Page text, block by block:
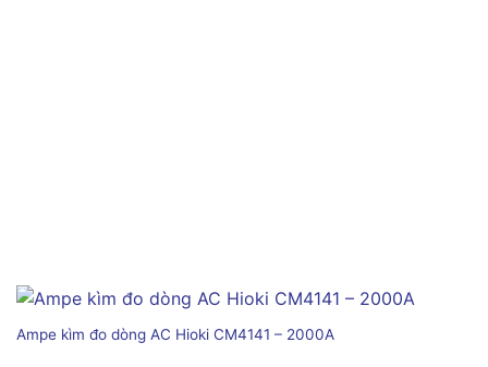
Ampe kìm đo dòng AC Hioki CM4141 – 2000A